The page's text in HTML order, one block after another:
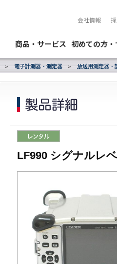
会社情報
商品・サービス 初めての方・
電子計測器・測定器 放送用測定器・
LF990 シグナルレ